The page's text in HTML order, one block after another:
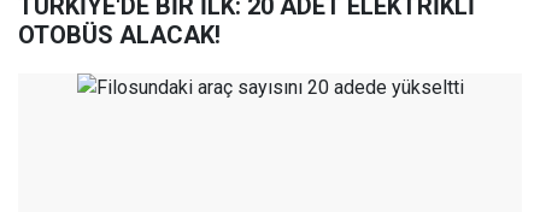
TÜRKİYE'DE BİR İLK: 20 ADET ELEKTRİKLİ
OTOBÜS ALACAK!